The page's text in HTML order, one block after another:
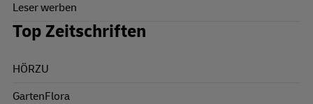
Leser werben
Top Zeitschriften
HÖRZU
GartenFlora